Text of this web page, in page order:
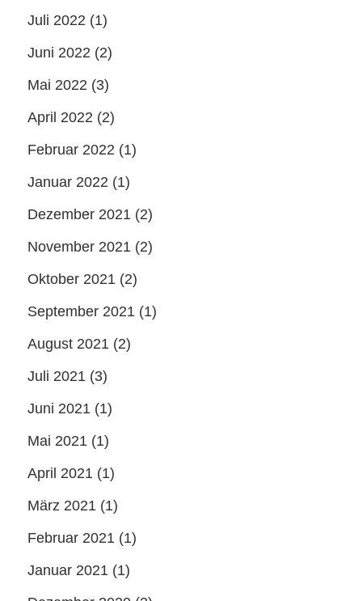
Juli 2022 (1)
Juni 2022 (2)
Mai 2022 (3)
April 2022 (2)
Februar 2022 (1)
Januar 2022 (1)
Dezember 2021 (2)
November 2021 (2)
Oktober 2021 (2)
September 2021 (1)
August 2021 (2)
Juli 2021 (3)
Juni 2021 (1)
Mai 2021 (1)
April 2021 (1)
März 2021 (1)
Februar 2021 (1)
Januar 2021 (1)